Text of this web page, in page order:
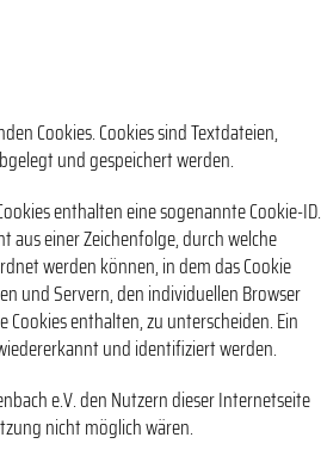
Cookies. Cookies sind Textdateien,
und gespeichert werden.
enthalten eine sogenannte Cookie-ID.
aus einer Zeichenfolge, durch welche
werden können, in dem das Cookie
und Servern, den individuellen Browser
enthalten, zu unterscheiden. Ein
und identifiziert werden.
e.V. den Nutzern dieser Internetseite
nicht möglich wären.